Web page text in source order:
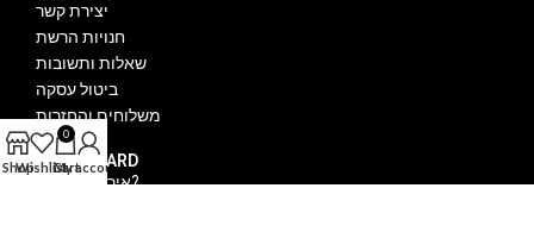
יצירת קשר
חנויות הרשת
שאלות ותשובות
ביטול עסקה
משלוחים והחזרות
DREAM CARD
איך מצטרפים?
ShopWishlist
0
Cart
My account